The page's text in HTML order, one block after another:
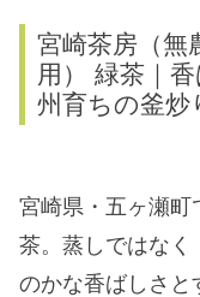
宮崎茶房（無
用） 緑茶｜
州育ちの釜炒
宮崎県・五ヶ瀬町
茶。蒸しではなく
のかな香ばしさと